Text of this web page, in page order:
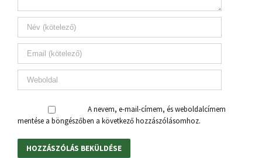
A nevem, e-mail-címem, és weboldalcímem
mentése a böngészőben a következő hozzászólásomhoz.